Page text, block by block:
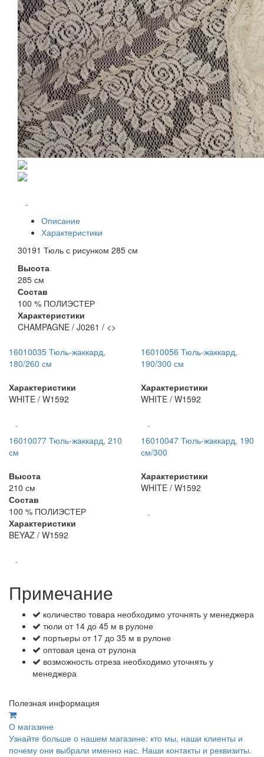
-
Описание
Характеристики
30191 Тюль с рисунком 285 см
Высота
285 см
Состав
100 % ПОЛИЭСТЕР
Характеристики
CHAMPAGNE / J0261 / <>
16010035 Тюль-жаккард,
180/260 см
Характеристики
WHITE / W1592
-
16010056 Тюль-жаккард,
190/300 см
Характеристики
WHITE / W1592
-
16010077 Тюль-жаккард, 210
см
Высота
210 см
Состав
100 % ПОЛИЭСТЕР
Характеристики
BEYAZ / W1592
-
16010047 Тюль-жаккард, 190
см/300
Характеристики
WHITE / W1592
-
Примечание
количество товара необходимо уточнять у менеджера
тюли от 14 до 45 м в рулоне
портьеры от 17 до 35 м в рулоне
оптовая цена от рулона
возможность отреза необходимо уточнять у
менеджера
Полезная информация
О магазине
Узнайте больше о нашем магазине: кто мы, наши клиенты и
почему они выбрали именно нас. Наши контакты и реквизиты.